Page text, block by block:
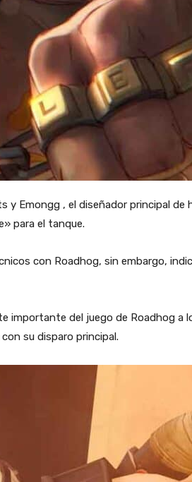
Emongg , el diseñador principal de
para el tanque.
con Roadhog, sin embargo,
importante del juego de Roadhog a
su disparo principal.